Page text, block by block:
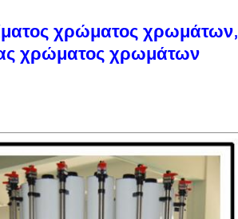
χρώματος χρωμάτων,
χρώματος χρωμάτων